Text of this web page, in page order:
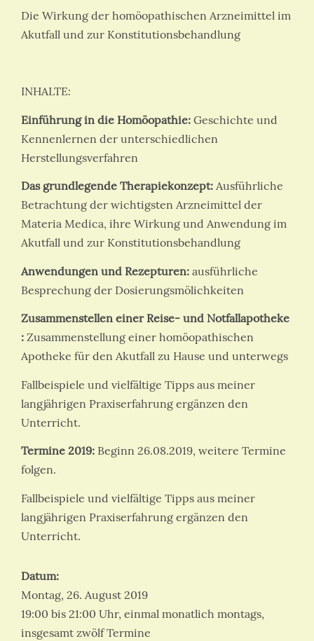
Die Wirkung der homöopathischen Arzneimittel im
Akutfall und zur Konstitutionsbehandlung
INHALTE:
Einführung in die Homöopathie: Geschichte und
Kennenlernen der unterschiedlichen
Herstellungsverfahren
Das grundlegende Therapiekonzept: Ausführliche
Betrachtung der wichtigsten Arzneimittel der
Materia Medica, ihre Wirkung und Anwendung im
Akutfall und zur Konstitutionsbehandlung
Anwendungen und Rezepturen: ausführliche
Besprechung der Dosierungsmölichkeiten
Zusammenstellen einer Reise- und Notfallapotheke
: Zusammenstellung einer homöopathischen
Apotheke für den Akutfall zu Hause und unterwegs
Fallbeispiele und vielfältige Tipps aus meiner
langjährigen Praxiserfahrung ergänzen den
Unterricht.
Termine 2019: Beginn 26.08.2019, weitere Termine
folgen.
Fallbeispiele und vielfältige Tipps aus meiner
langjährigen Praxiserfahrung ergänzen den
Unterricht.
Datum:
Montag, 26. August 2019
19:00 bis 21:00 Uhr, einmal monatlich montags,
insgesamt zwölf Termine